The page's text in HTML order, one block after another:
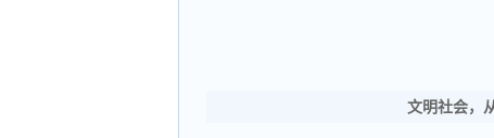
文明社会，